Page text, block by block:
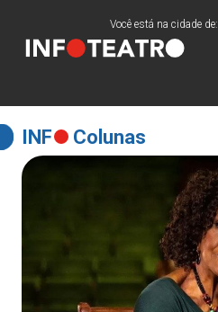
Você está na cidade de:
INF Colunas